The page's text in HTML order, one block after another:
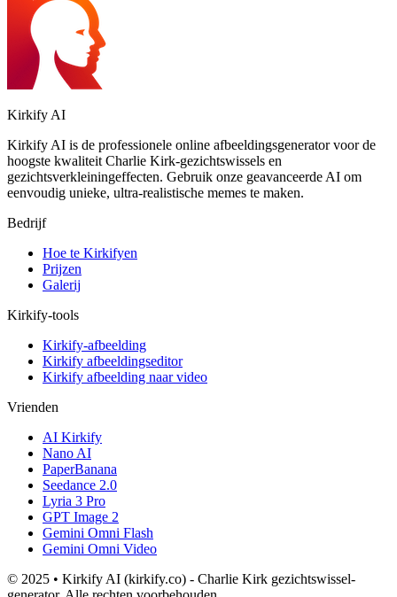
Kirkify AI
Kirkify AI is de professionele online afbeeldingsgenerator voor de
hoogste kwaliteit Charlie Kirk-gezichtswissels en
gezichtsverkleiningeffecten. Gebruik onze geavanceerde AI om
eenvoudig unieke, ultra-realistische memes te maken.
Bedrijf
Hoe te Kirkifyen
Prijzen
Galerij
Kirkify-tools
Kirkify-afbeelding
Kirkify afbeeldingseditor
Kirkify afbeelding naar video
Vrienden
AI Kirkify
Nano AI
PaperBanana
Seedance 2.0
Lyria 3 Pro
GPT Image 2
Gemini Omni Flash
Gemini Omni Video
© 2025 • Kirkify AI (kirkify.co) - Charlie Kirk gezichtswissel-